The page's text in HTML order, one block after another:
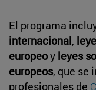
El programa
internacional,
europeoy leyes
europeos, que se
profesionales de